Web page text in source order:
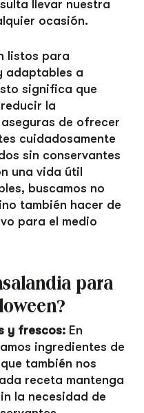
llevar nuestra
ocasión.
listos para
adaptables a
significa que
la
de ofrecer
cuidadosamente
sin conservantes
una vida útil
buscamos no
también hacer de
para el medio
para
y frescos:En
ingredientes de
también nos
receta mantenga
la necesidad de